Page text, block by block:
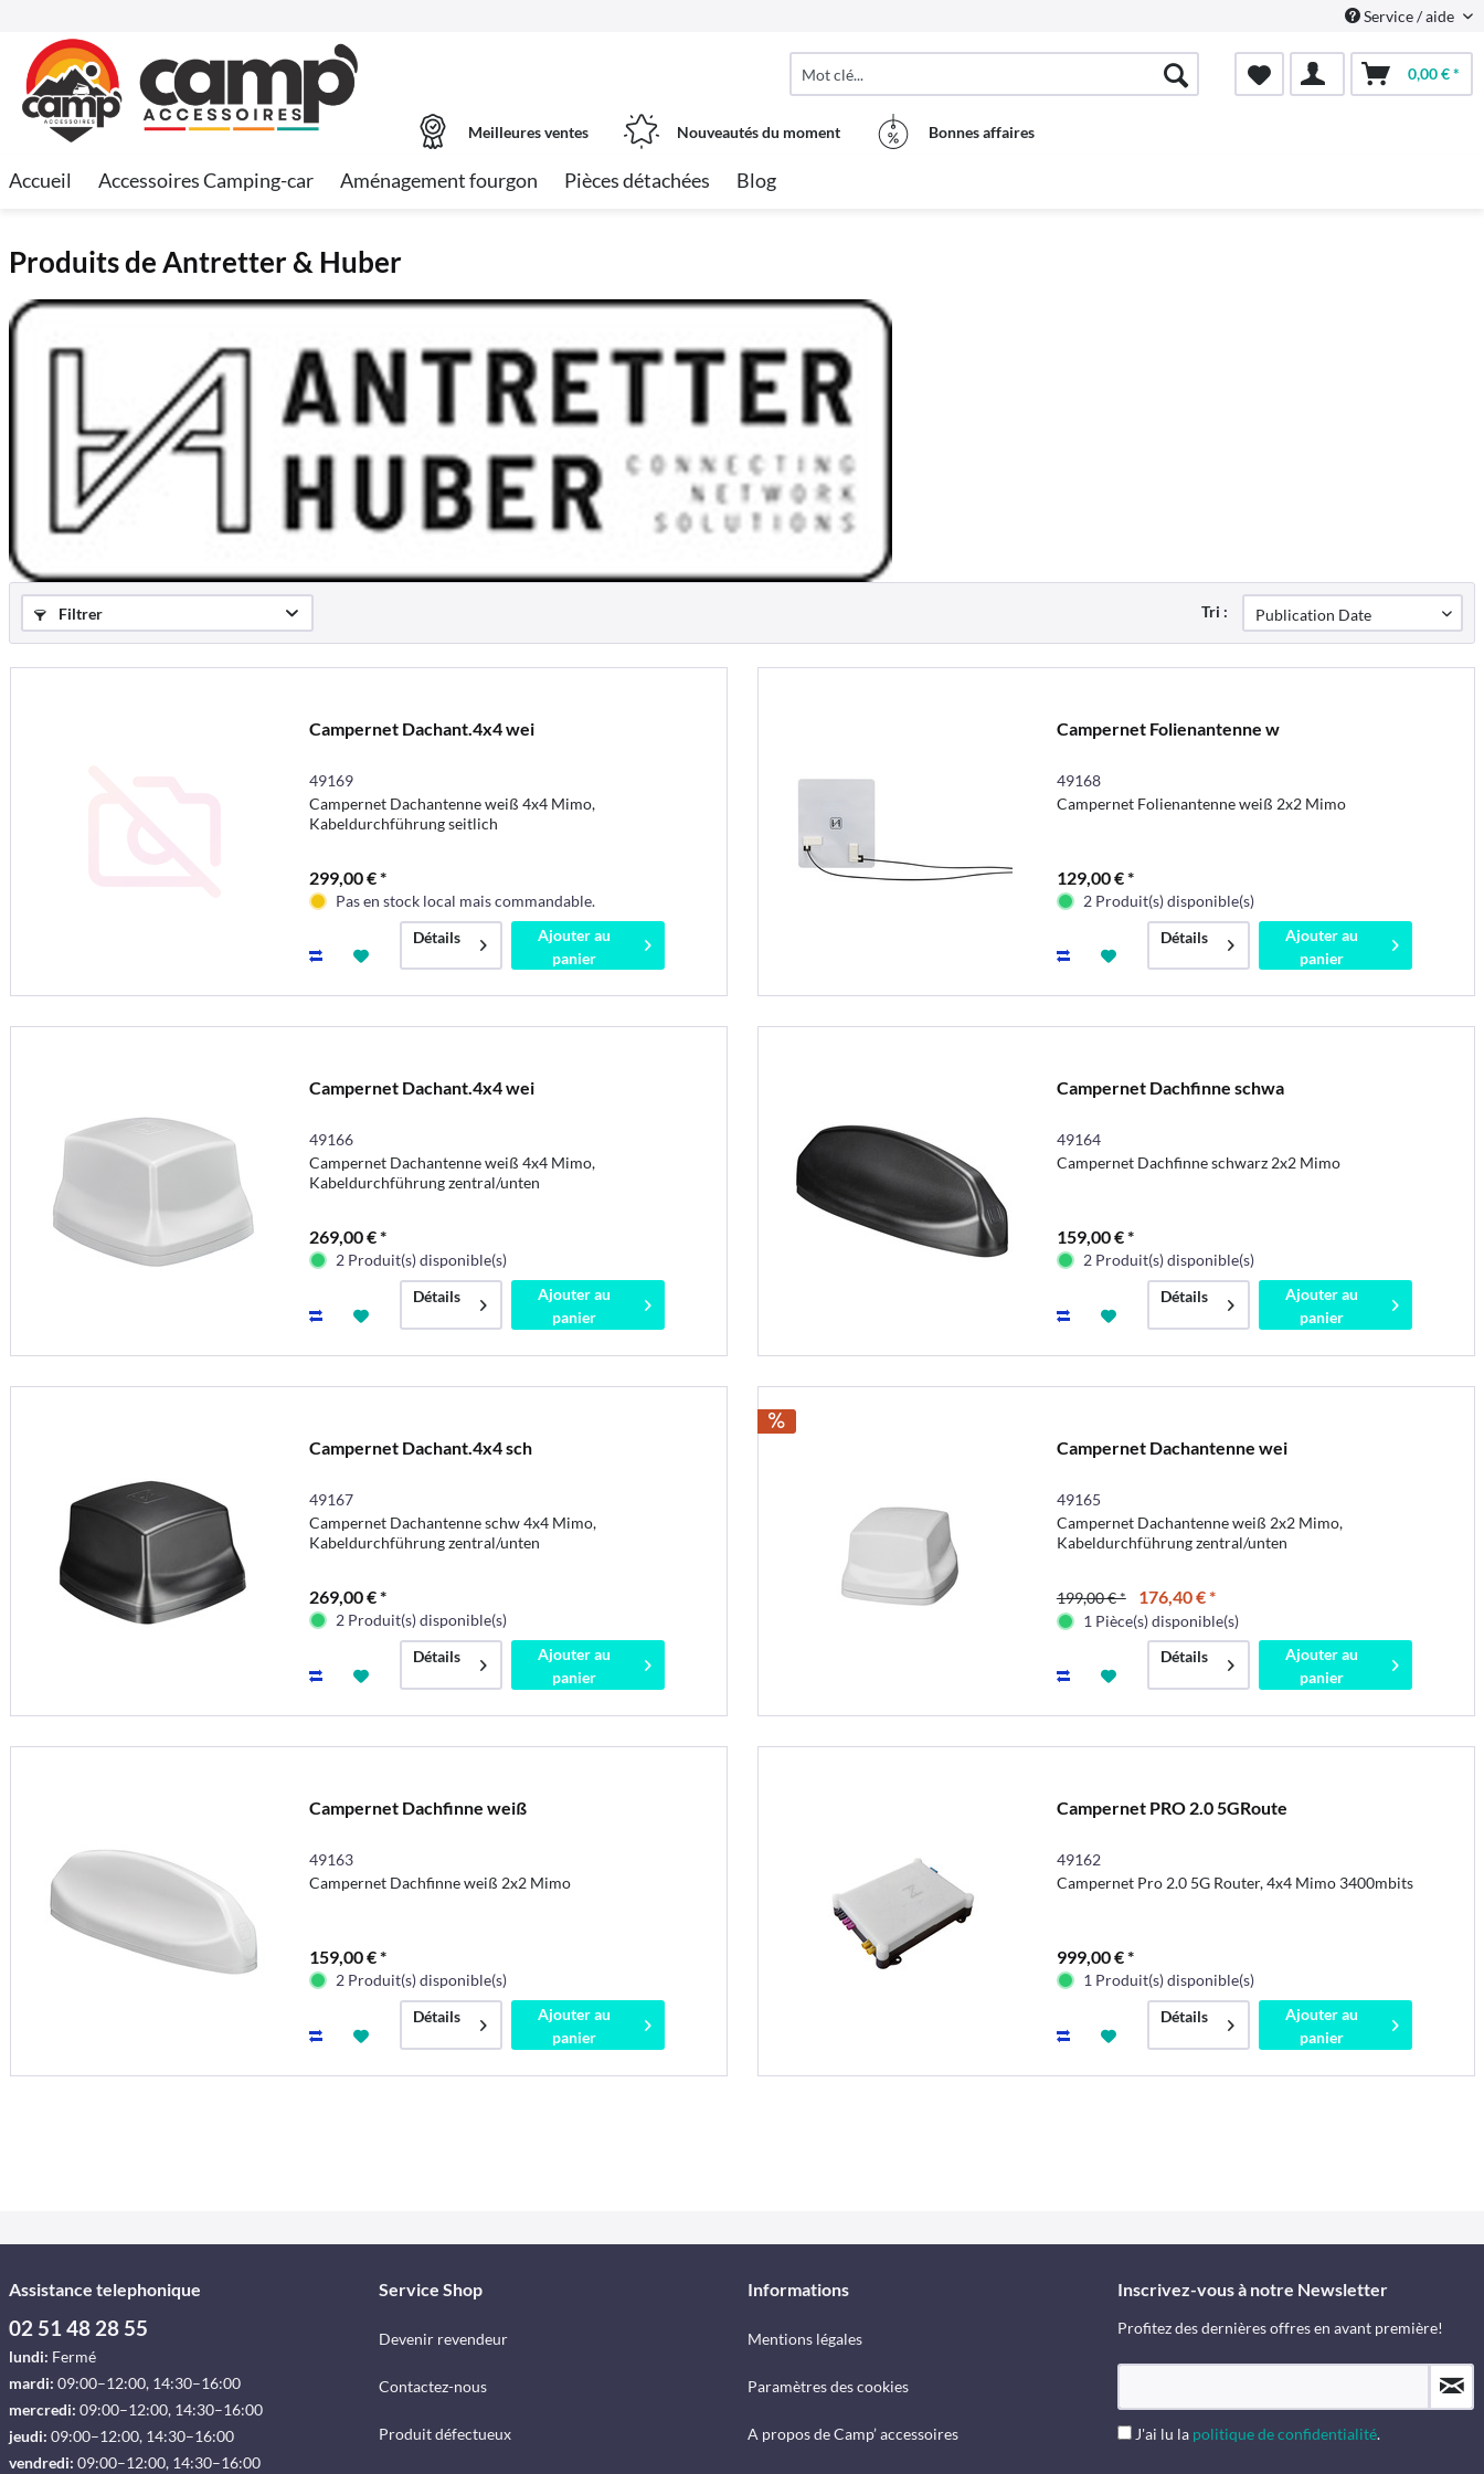
Service / aide
0,00 € *
Meilleures ventes Nouveautés du moment Bonnes affaires
Accueil Accessoires Camping-car Aménagement fourgon Pièces détachées Blog
Produits de Antretter & Huber
Filtrer Tri :
Campernet Dachant.4x4 wei
49169
Campernet Dachantenne weiß 4x4 Mimo,
Kabeldurchführung seitlich
299,00 € *
Pas en stock local mais commandable.
Détails
Ajouter au
panier
Campernet Folienantenne w
49168
Campernet Folienantenne weiß 2x2 Mimo
129,00 € *
2 Produit(s) disponible(s)
Détails
Ajouter au
panier
Campernet Dachant.4x4 wei
49166
Campernet Dachantenne weiß 4x4 Mimo,
Kabeldurchführung zentral/unten
269,00 € *
2 Produit(s) disponible(s)
Détails
Ajouter au
panier
Campernet Dachfinne schwa
49164
Campernet Dachfinne schwarz 2x2 Mimo
159,00 € *
2 Produit(s) disponible(s)
Détails
Ajouter au
panier
Campernet Dachant.4x4 sch
49167
Campernet Dachantenne schw 4x4 Mimo,
Kabeldurchführung zentral/unten
269,00 € *
2 Produit(s) disponible(s)
Détails
Ajouter au
panier
Campernet Dachantenne wei
49165
Campernet Dachantenne weiß 2x2 Mimo,
Kabeldurchführung zentral/unten
199,00 € * 176,40 € *
1 Pièce(s) disponible(s)
Détails
Ajouter au
panier
Campernet Dachfinne weiß
49163
Campernet Dachfinne weiß 2x2 Mimo
159,00 € *
2 Produit(s) disponible(s)
Détails
Ajouter au
panier
Campernet PRO 2.0 5GRoute
49162
Campernet Pro 2.0 5G Router, 4x4 Mimo 3400mbits
999,00 € *
1 Produit(s) disponible(s)
Détails
Ajouter au
panier
Assistance telephonique
02 51 48 28 55
lundi: Fermé
mardi: 09:00–12:00, 14:30–16:00
mercredi: 09:00–12:00, 14:30–16:00
jeudi: 09:00–12:00, 14:30–16:00
vendredi: 09:00–12:00, 14:30–16:00
Service Shop
Devenir revendeur
Contactez-nous
Produit défectueux
Informations
Mentions légales
Paramètres des cookies
A propos de Camp’ accessoires
Inscrivez-vous à notre Newsletter
Profitez des dernières offres en avant première!
J'ai lu la politique de confidentialité.